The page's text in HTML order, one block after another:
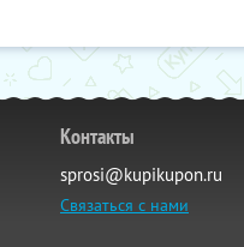
Контакты
sprosi@kupikupon.ru
Связаться с нами